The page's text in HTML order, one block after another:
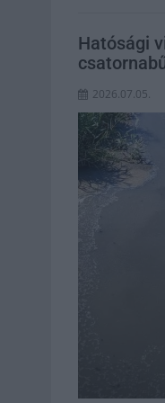
Hatósági
2026.07.05.